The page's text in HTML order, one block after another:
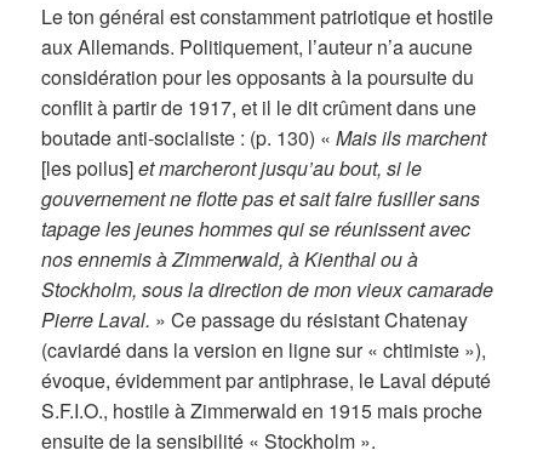
Le ton général est constamment patriotique et hostile
aux Allemands. Politiquement, l’auteur n’a aucune
considération pour les opposants à la poursuite du
conflit à partir de 1917, et il le dit crûment dans une
boutade anti-socialiste : (p. 130) «Mais ils marchent
[les poilus]et marcheront jusqu’au bout, si le
gouvernement ne flotte pas et sait faire fusiller sans
tapage les jeunes hommes qui se réunissent avec
nos ennemis à Zimmerwald, à Kienthal ou à
Stockholm, sous la direction de mon vieux camarade
Pierre Laval. » Ce passage du résistant Chatenay
(caviardé dans la version en ligne sur « chtimiste »),
évoque, évidemment par antiphrase, le Laval député
S.F.I.O., hostile à Zimmerwald en 1915 mais proche
ensuite de la sensibilité « Stockholm ».